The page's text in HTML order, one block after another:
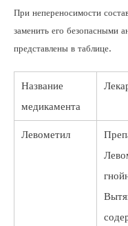
При непереносимости
заменить его безопасными
представлены в таблице.
Название
медикамента
Левометил